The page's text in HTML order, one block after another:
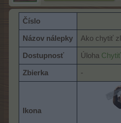
Číslo
Názov nálepky Ako chytiť
Dostupnosť Úloha
Zbierka -
Ikona